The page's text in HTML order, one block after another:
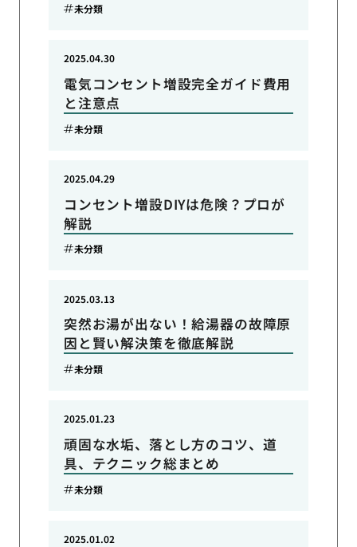
未分類
電気コンセント増設完全ガイド費用
と注意点
2025.04.30
未分類
コンセント増設DIYは危険？プロが
解説
2025.04.29
未分類
突然お湯が出ない！給湯器の故障原
因と賢い解決策を徹底解説
2025.03.13
未分類
頑固な水垢、落とし方のコツ、道
具、テクニック総まとめ
2025.01.23
未分類
2025.01.02